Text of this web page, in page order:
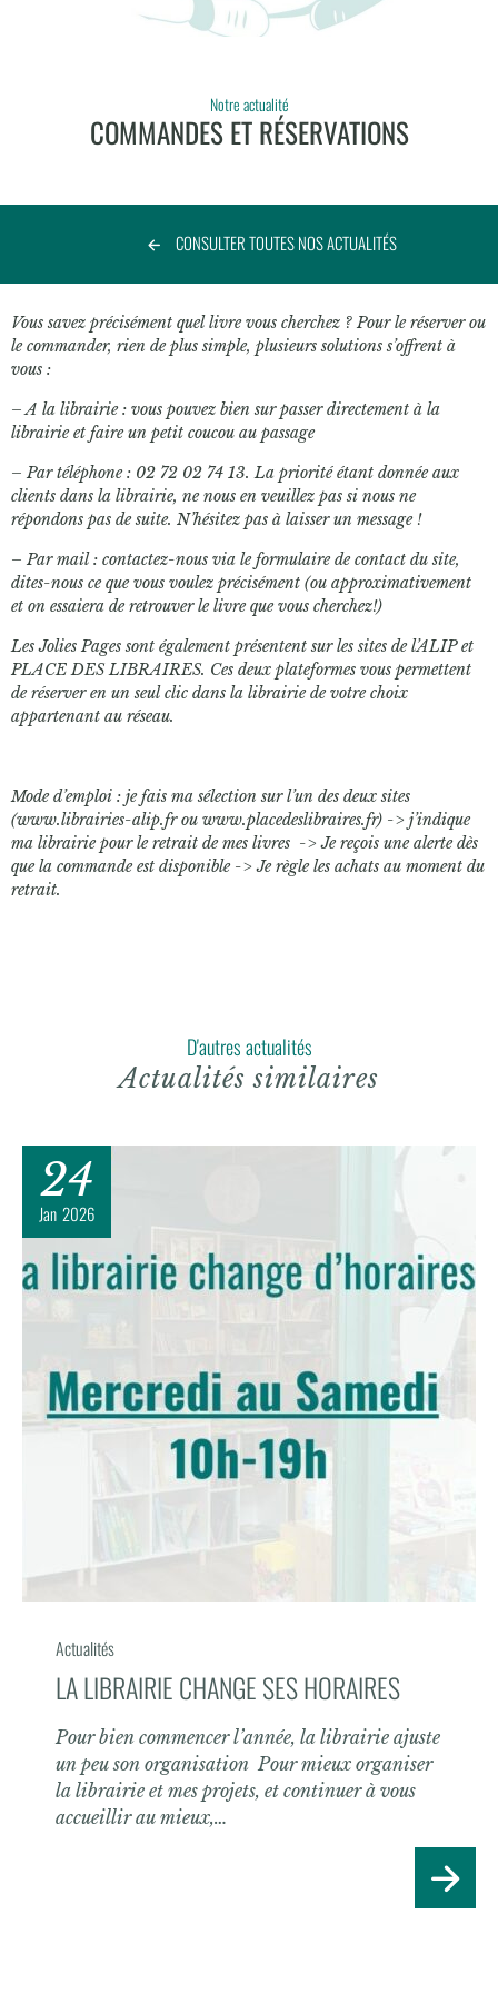
Notre actualité
COMMANDES ET RÉSERVATIONS
CONSULTER TOUTES NOS ACTUALITÉS
Vous savez précisément quel livre vous cherchez ? Pour le réserver ou
le commander, rien de plus simple, plusieurs solutions s’offrent à
vous :
– A la librairie : vous pouvez bien sur passer directement à la
librairie et faire un petit coucou au passage
– Par téléphone : 02 72 02 74 13. La priorité étant donnée aux
clients dans la librairie, ne nous en veuillez pas si nous ne
répondons pas de suite. N’hésitez pas à laisser un message !
– Par mail : contactez-nous via le formulaire de contact du site,
dites-nous ce que vous voulez précisément (ou approximativement
et on essaiera de retrouver le livre que vous cherchez!)
Les Jolies Pages sont également présentent sur les sites de l’ALIP et
PLACE DES LIBRAIRES. Ces deux plateformes vous permettent
de réserver en un seul clic dans la librairie de votre choix
appartenant au réseau.
Mode d’emploi : je fais ma sélection sur l’un des deux sites
(www.librairies-alip.fr ou www.placedeslibraires.fr) -> j’indique
ma librairie pour le retrait de mes livres -> Je reçois une alerte dès
que la commande est disponible -> Je règle les achats au moment du
retrait.
D'autres actualités
Actualités similaires
24
Jan 2026
Actualités
LA LIBRAIRIE CHANGE SES HORAIRES
Pour bien commencer l’année, la librairie ajuste
un peu son organisation Pour mieux organiser
la librairie et mes projets, et continuer à vous
accueillir au mieux,…